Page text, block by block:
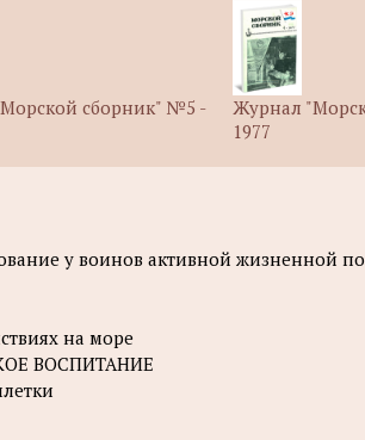
сборник" №5 -
Журнал
1977
у воинов активной жизненной
на море
ВОСПИТАНИЕ